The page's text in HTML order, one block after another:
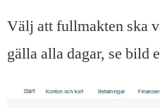
Välj att fullmakten ska
gälla alla dagar, se bild